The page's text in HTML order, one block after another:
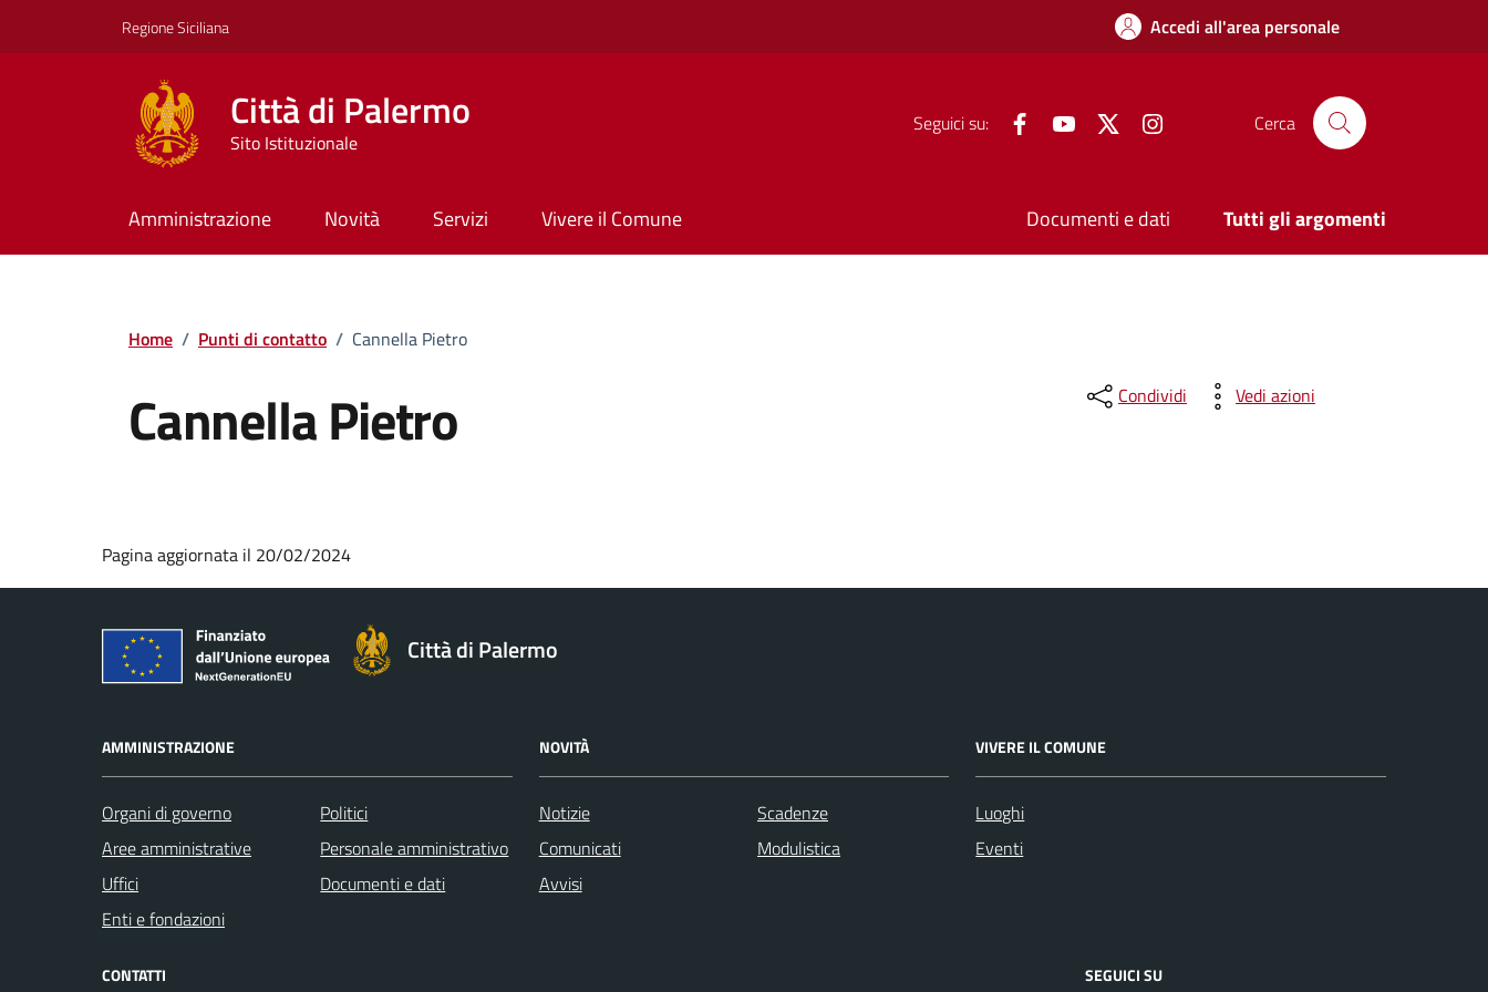
Regione Siciliana Accedi all'area personale
Città di Palermo
Sito Istituzionale
Seguici su: FacebookYouTube Twitter Cerca
Amministrazione Novità Servizi Vivere il Comune Documenti e dati Tutti gli argomenti
Home / Punti di contatto / Cannella Pietro
Cannella Pietro Condividi Vedi azioni
Pagina aggiornata il 20/02/2024
Città di Palermo
AMMINISTRAZIONE
Organi di governo
Aree amministrative
Uffici
Enti e fondazioni
Politici
Personale amministrativo
Documenti e dati
NOVITÀ
Notizie
Comunicati
Avvisi
Scadenze
Modulistica
VIVERE IL COMUNE
Luoghi
Eventi
CONTATTI SEGUICI SU